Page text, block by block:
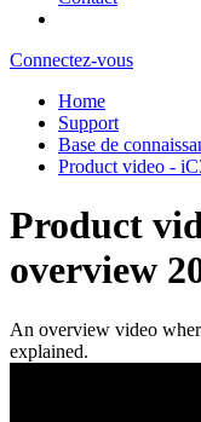
Connectez-vous
Home
Support
Base de
Product video -
Product
overview
An overview video
explained.